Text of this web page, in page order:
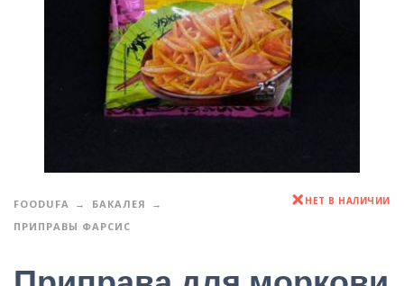
FOODUFA
БАКАЛЕЯ
ПРИПРАВЫ ФАРСИС
НЕТ В НАЛИЧИИ